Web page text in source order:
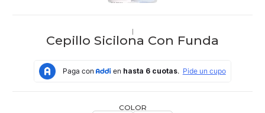
|
Cepillo Sicilona Con Funda
COLOR